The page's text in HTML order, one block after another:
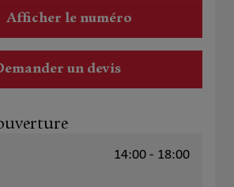
Afficher le numéro
un devis
14:00 - 18:00